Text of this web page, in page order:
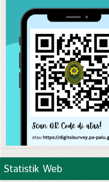
Statistik Web